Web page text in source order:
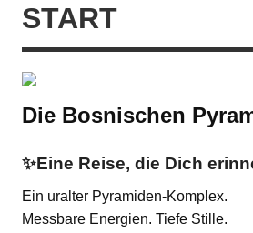
START
Die Bosnischen
✨Eine Reise, die Dich
Ein uralter Pyramiden-Komplex.
Messbare Energien. Tiefe Stille.